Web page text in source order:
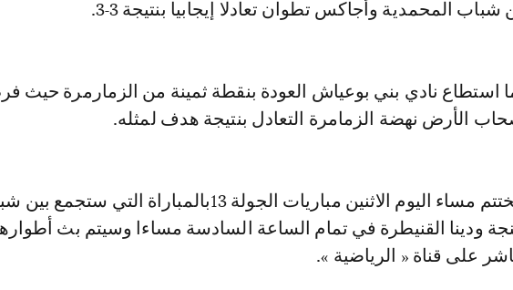
شباب المحمدية وأجاكس تطوان تعادلا إيجابيا بنتيجة 3-3.
استطاع نادي بني بوعياش العودة بنقطة ثمينة من الزمارمرة حيث
الأرض نهضة الزمامرة التعادل بنتيجة هدف لمثله.
وتختتم مساء اليوم الاثنين مباريات الجولة 13بالمباراة التي
ودينا القنيطرة في تمام الساعة السادسة مساءا وسيتم بث
على قناة « الرياضية ».